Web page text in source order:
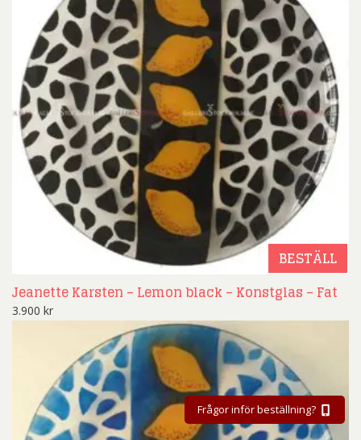
BESTÄLL
Jeanette Karsten – Lemon black – Konstglas – Fat
3.900 kr
Frågor inför beställning?